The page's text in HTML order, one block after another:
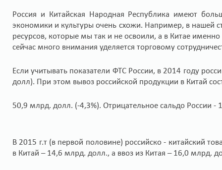
Россия и Китайская Народная Республика имеют
экономики и культуры очень схожи. Например, в нашей
ресурсов, которые мы так и не освоили, а в Китае
сейчас много внимания уделяется торговому
Если учитывать показатели ФТС России, в 2014 году
долл). При этом вывоз российской продукции в Китай
50,9 млрд. долл. (-4,3%). Отрицательное сальдо России -
В 2015 г.т (в первой половине) российско - китайский
в Китай – 14,6 млрд. долл., а ввоз из Китая – 16,0 млрд.